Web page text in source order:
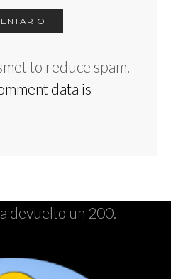
to reduce spam.
data is
devuelto un 200.